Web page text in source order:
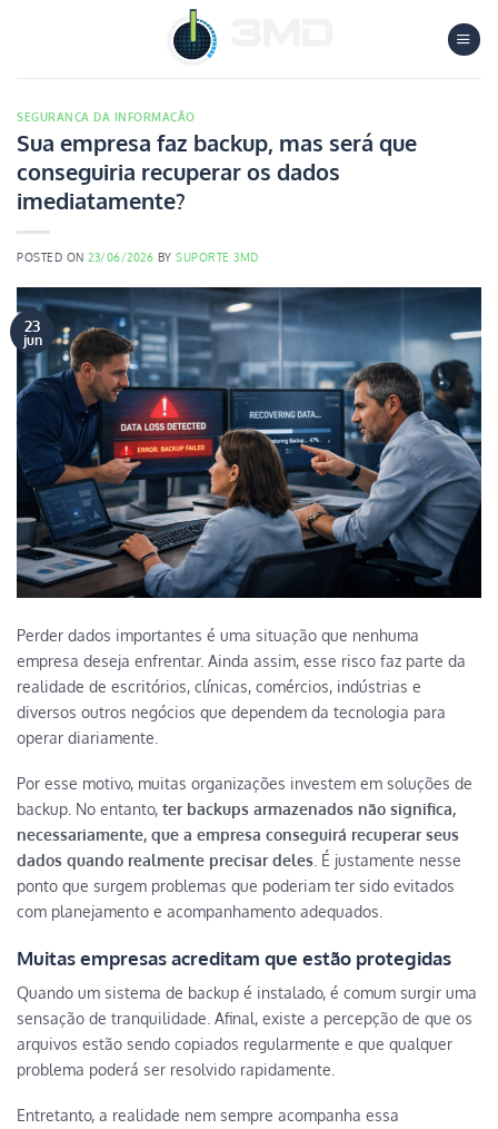
SEGURANÇA DA INFORMAÇÃO
Sua empresa faz backup, mas será que
conseguiria recuperar os dados
imediatamente?
POSTED ON 23/06/2026 BYSUPORTE 3MD
23
jun
Perder dados importantes é uma situação que nenhuma
empresa deseja enfrentar. Ainda assim, esse risco faz parte da
realidade de escritórios, clínicas, comércios, indústrias e
diversos outros negócios que dependem da tecnologia para
operar diariamente.
Por esse motivo, muitas organizações investem em soluções de
backup. No entanto, ter backups armazenados não significa,
necessariamente, que a empresa conseguirá recuperar seus
dados quando realmente precisar deles . É justamente nesse
ponto que surgem problemas que poderiam ter sido evitados
com planejamento e acompanhamento adequados.
Muitas empresas acreditam que estão protegidas
Quando um sistema de backup é instalado, é comum surgir uma
sensação de tranquilidade. Afinal, existe a percepção de que os
arquivos estão sendo copiados regularmente e que qualquer
problema poderá ser resolvido rapidamente.
Entretanto, a realidade nem sempre acompanha essa